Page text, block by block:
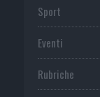
Sport
Eventi
Rubriche